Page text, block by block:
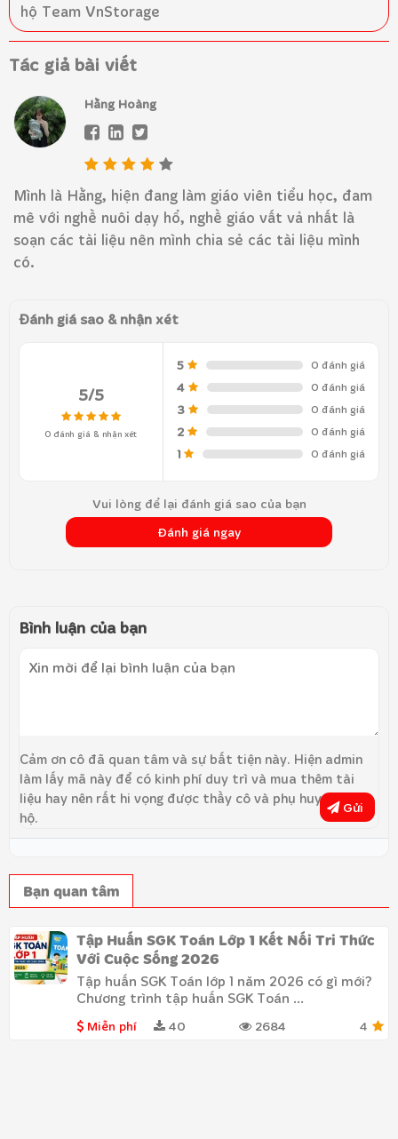
hộ Team VnStorage
Tác giả bài viết
Hằng Hoàng
Mình là Hằng, hiện đang làm giáo viên tiểu học, đam
mê với nghề nuôi dạy hổ, nghề giáo vất vả nhất là
soạn các tài liệu nên mình chia sẻ các tài liệu mình
có.
Đánh giá sao & nhận xét
5/5
0 đánh giá & nhận xét
5 0 đánh giá
4 0 đánh giá
3 0 đánh giá
2 0 đánh giá
1 0 đánh giá
Vui lòng để lại đánh giá sao của bạn
Đánh giá ngay
Bình luận của bạn
Cảm ơn cô đã quan tâm và sự bất tiện này. Hiện admin
làm lấy mã này để có kinh phí duy trì và mua thêm tài
liệu hay nên rất hi vọng được thầy cô và phụ huynh ủng
hộ.
Gửi
Bạn quan tâm
Tập Huấn SGK Toán Lớp 1 Kết Nối Tri Thức
Với Cuộc Sống 2026
Tập huấn SGK Toán lớp 1 năm 2026 có gì mới?
Chương trình tập huấn SGK Toán ...
Miễn phí 40 2684 4